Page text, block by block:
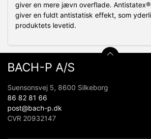
giver en mere jævn overflade.
giver en fuldt antistatisk effekt, som
produktets levetid.
BACH-P A/S
Suensonsvej 5, 8600 Silkeborg
86 82 81 66
post@bach-p.dk
CVR 20932147